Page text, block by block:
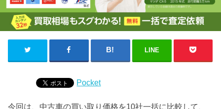
LINE
Pocket
今回は、中古車の買い取り価格を10社一括に比較して、